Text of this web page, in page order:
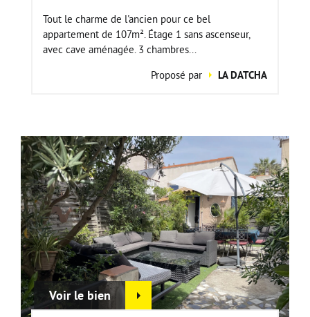
Tout le charme de l'ancien pour ce bel
appartement de 107m². Étage 1 sans ascenseur,
avec cave aménagée. 3 chambres...
Proposé par
LA DATCHA
Voir le bien